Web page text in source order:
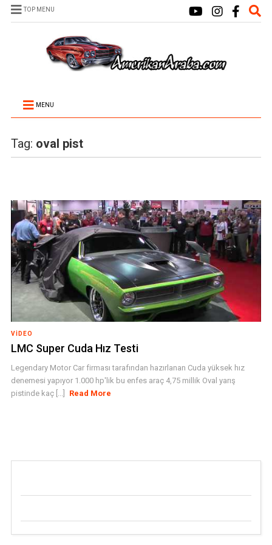
TOP MENU
MENU
Tag: oval pist
VIDEO
LMC Super Cuda Hız Testi
Legendary Motor Car firması tarafından hazırlanan Cuda yüksek hız
denemesi yapıyor 1.000 hp'lik bu enfes araç 4,75 millik Oval yarış
pistinde kaç [...]
Read More